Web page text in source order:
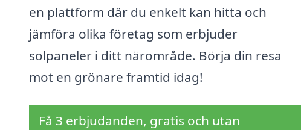
en plattform där du enkelt kan hitta och
jämföra olika företag som erbjuder
solpaneler i ditt närområde. Börja din resa
mot en grönare framtid idag!
Få 3 erbjudanden, gratis och utan